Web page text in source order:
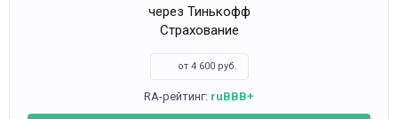
от 4 600 руб.
RA-рейтинг: ruBBB+